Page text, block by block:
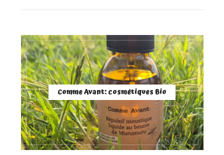
Comme Avant: cosmétiques Bio